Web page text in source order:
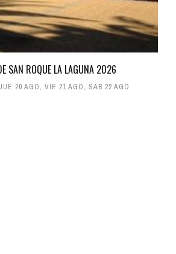
SAN ROQUE LA LAGUNA 2026
JUE 20 AGO, VIE 21 AGO, SÁB 22 AGO